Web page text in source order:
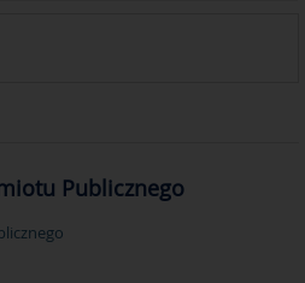
Publicznego